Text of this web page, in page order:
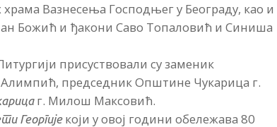
Вазнесења Господњег у Београду, као и
Божић и ђакони Саво Топаловић и Синиша
присуствовали су заменик
председник Општине Чукарица г.
г. Милош Максовић.
Георгијекоји у овој години обележава 80